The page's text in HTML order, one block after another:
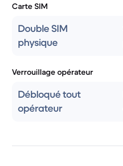
Carte SIM
Double SIM
physique
Verrouillage opérateur
Débloqué tout
opérateur